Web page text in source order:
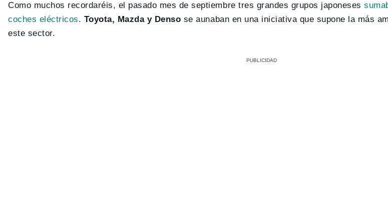
Como muchos recordaréis, el pasado mes de septiembre tres grandes grupos japoneses
coches eléctricos. Toyota, Mazda y Denso se aunaban en una iniciativa que supone la más
este sector.